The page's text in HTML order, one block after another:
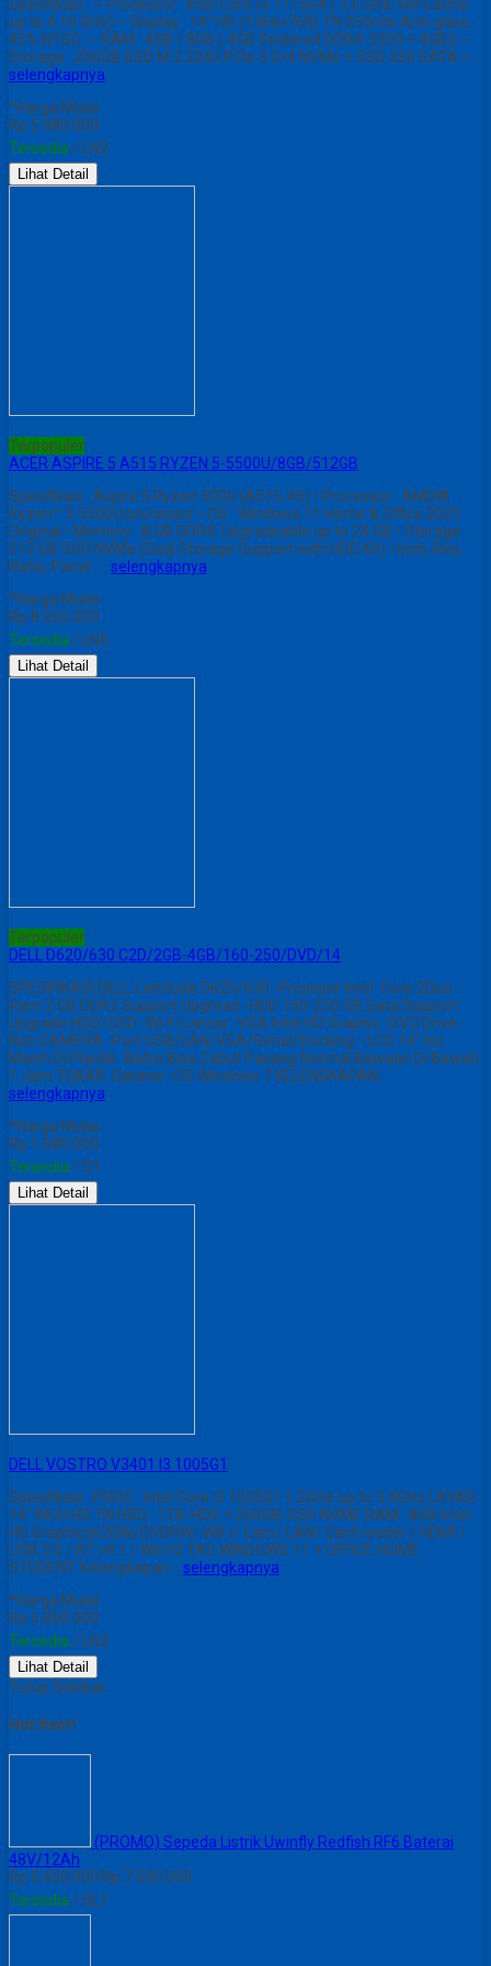
Spesifikasi : – Processor : Intel Core i3-1115G4 ( 3.0 GHz; 6M Cache;
up to 4.10 GHz) – Display : 14″ HD (1366×768) TN 250nits Anti-glare,
45% NTSC. – RAM : 4GB / 8GB ( 4GB Soldered DDR4-3200 + 4GB)l –
Storage : 256GB SSD M.2 2242 PCIe 3.0×4 NVMe + SSD 256 SATA =…
selengkapnya
*Harga Mulai
Rp 5.980.000
Tersedia / LN2
Lihat Detail
Terpopuler
ACER ASPIRE 5 A515 RYZEN 5-5500U/8GB/512GB
Spesifikasi : Aspire 5 Ryzen 5000 (A515-45) • Processor : AMD®
Ryzen™ 5 5500U processor • OS : Windows 11 Home & Office 2021
Original • Memory : 8 GB DDR4, Upgradeable up to 24 GB • Storage :
512 GB SSD NVMe (Dual Storage Support with HDD Kit) • Inch, Res,
Ratio, Panel :… selengkapnya
*Harga Mulai
Rp 8.550.000
Tersedia / LN5
Lihat Detail
Terpopuler
DELL D620/630 C2D/2GB-4GB/160-250/DVD/14
SPESIFIKASI DELL Lattitude D620/630 -Prosesor Intel Core 2Duo -
Ram 2 GB DDR2 Support Upgread -HDD 160-250 GB Sata Support
Upgrade HDD/SSD -Wi-Fi Lancar -VGA Intel HD Graphic -DVD Drive -
Non CAMERA -Port USB/LAN/VGA/Serial/Docking –LCD 14″ Inc
Masih Di Plastik -Batre Bisa Cabut Pasang Normal Bawaan Di Bawah
1 Jam TUKAR Garansi -OS Windows 7 KELENGKAPAN…
selengkapnya
*Harga Mulai
Rp 1.680.000
Tersedia / D1
Lihat Detail
DELL VOSTRO V3401 I3 1005G1
Spesifikasi : PROC : intel Core i3 1005G1 1.2GHz up to 3.4GHz LAYAR :
14″ INCH HD TN HDD : 1TB-HDD + 256GB-SSD NVME RAM : 8GB Intel
HD Graphics620No DVDRW/ WiF i/ Cam/ LAN/ Card reader / HDMI /
USB 3.0 / BT v4.1 / Win10 TAS WINDOWS 11 + OFFICE HOME
STUDENT Kelengkapan… selengkapnya
*Harga Mulai
Rp 5.850.000
Tersedia / LN3
Lihat Detail
Tutup Sidebar
Hot Item!
(PROMO) Sepeda Listrik Uwinfly Redfish RF6 Baterai
48V/12Ah
Rp 5.450.000 Rp 7.500.000
Tersedia / SL1